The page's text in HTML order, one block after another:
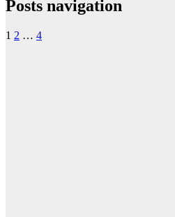
Posts navigation
1 2 … 4